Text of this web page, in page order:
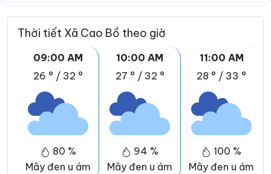
Thời tiết Xã Cao Bồ theo giờ
09:00 AM
26 ° / 32 °
80 %
Mây đen u ám
10:00 AM
27 ° / 32 °
94 %
Mây đen u ám
11:00 AM
28 ° / 33 °
100 %
Mây đen u ám